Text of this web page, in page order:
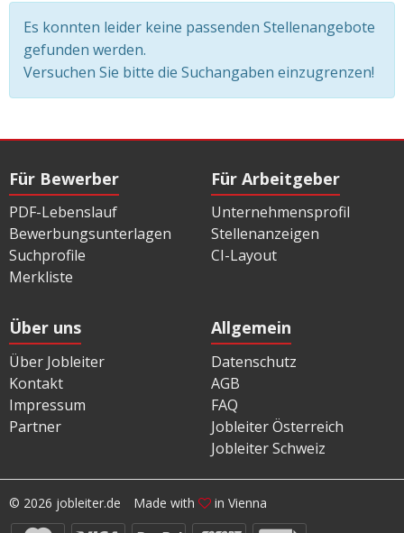
Es konnten leider keine passenden Stellenangebote
gefunden werden.
Versuchen Sie bitte die Suchangaben einzugrenzen!
Für Bewerber
PDF-Lebenslauf
Bewerbungsunterlagen
Suchprofile
Merkliste
Für Arbeitgeber
Unternehmensprofil
Stellenanzeigen
CI-Layout
Über uns
Über Jobleiter
Kontakt
Impressum
Partner
Allgemein
Datenschutz
AGB
FAQ
Jobleiter Österreich
Jobleiter Schweiz
© 2026 jobleiter.de Made with in Vienna